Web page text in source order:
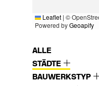
Leaflet | ©
Powered byGeoapify
ALLE
STÄDTE
BAUWERKSTYP